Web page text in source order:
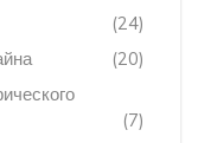
(24)
(20)
(7)